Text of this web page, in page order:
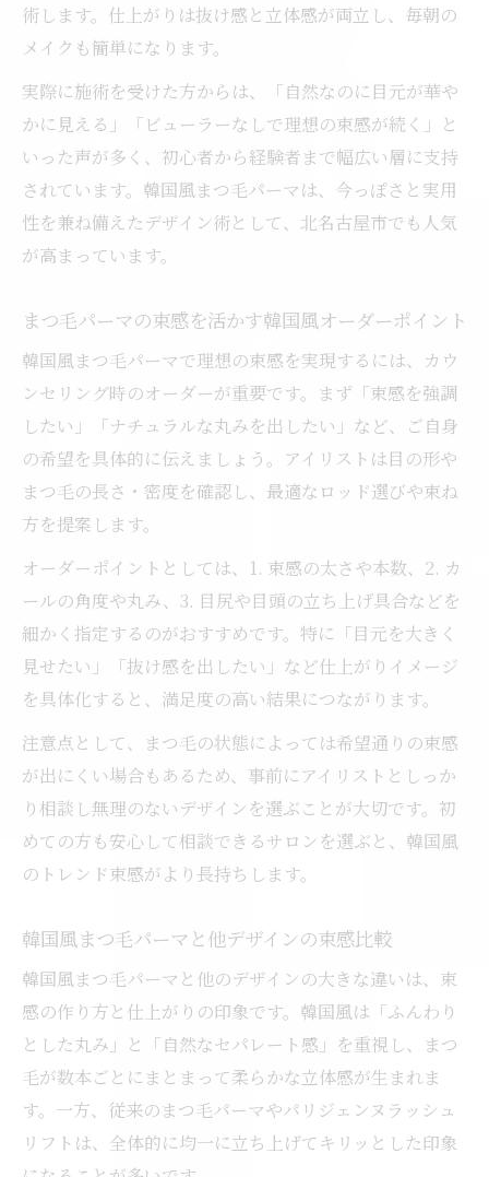
術します。仕上がりは抜け感と立体感が両立し、毎朝の
メイクも簡単になります。
実際に施術を受けた方からは、「自然なのに目元が華や
かに見える」「ビューラーなしで理想の束感が続く」と
いった声が多く、初心者から経験者まで幅広い層に支持
されています。韓国風まつ毛パーマは、今っぽさと実用
性を兼ね備えたデザイン術として、北名古屋市でも人気
が高まっています。
まつ毛パーマの束感を活かす韓国風オーダーポイント
韓国風まつ毛パーマで理想の束感を実現するには、カウ
ンセリング時のオーダーが重要です。まず「束感を強調
したい」「ナチュラルな丸みを出したい」など、ご自身
の希望を具体的に伝えましょう。アイリストは目の形や
まつ毛の長さ・密度を確認し、最適なロッド選びや束ね
方を提案します。
オーダーポイントとしては、1. 束感の太さや本数、2. カ
ールの角度や丸み、3. 目尻や目頭の立ち上げ具合などを
細かく指定するのがおすすめです。特に「目元を大きく
見せたい」「抜け感を出したい」など仕上がりイメージ
を具体化すると、満足度の高い結果につながります。
注意点として、まつ毛の状態によっては希望通りの束感
が出にくい場合もあるため、事前にアイリストとしっか
り相談し無理のないデザインを選ぶことが大切です。初
めての方も安心して相談できるサロンを選ぶと、韓国風
のトレンド束感がより長持ちします。
韓国風まつ毛パーマと他デザインの束感比較
韓国風まつ毛パーマと他のデザインの大きな違いは、束
感の作り方と仕上がりの印象です。韓国風は「ふんわり
とした丸み」と「自然なセパレート感」を重視し、まつ
毛が数本ごとにまとまって柔らかな立体感が生まれま
す。一方、従来のまつ毛パーマやパリジェンヌラッシュ
リフトは、全体的に均一に立ち上げてキリッとした印象